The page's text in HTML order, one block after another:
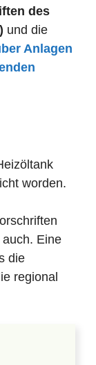
des
und die
Anlagen
worden.
Eine
die
regional